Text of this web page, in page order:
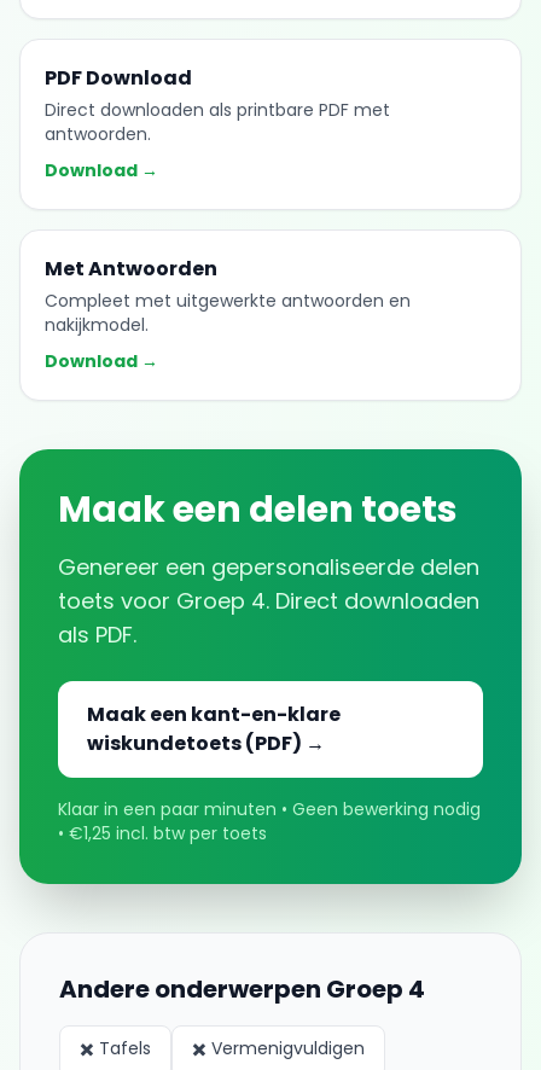
PDF Download
Direct downloaden als printbare PDF met
antwoorden.
Download →
Met Antwoorden
Compleet met uitgewerkte antwoorden en
nakijkmodel.
Download →
Maak een delen toets
Genereer een gepersonaliseerde delen
toets voor Groep 4. Direct downloaden
als PDF.
Maak een kant-en-klare
wiskundetoets (PDF) →
Klaar in een paar minuten • Geen bewerking nodig
• €1,25 incl. btw per toets
Andere onderwerpen Groep 4
✖️ Tafels ✖️ Vermenigvuldigen